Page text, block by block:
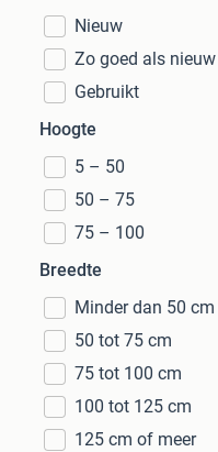
Nieuw
Zo goed als nieuw
Gebruikt
Hoogte
5 – 50
50 – 75
75 – 100
Breedte
Minder dan 50 cm
50 tot 75 cm
75 tot 100 cm
100 tot 125 cm
125 cm of meer